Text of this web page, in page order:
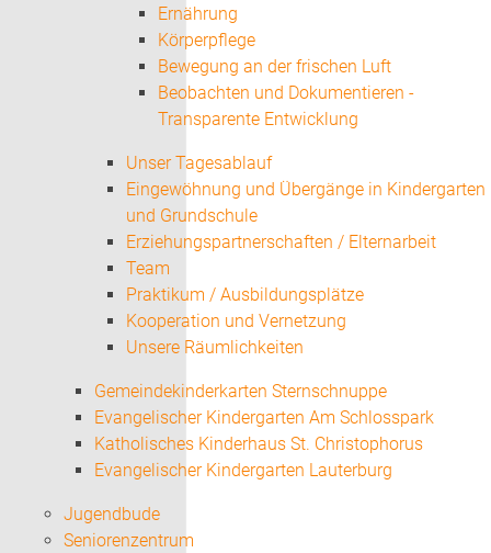
Ernährung
Körperpflege
Bewegung an der frischen Luft
Beobachten und Dokumentieren -
Transparente Entwicklung
Unser Tagesablauf
Eingewöhnung und Übergänge in Kindergarten
und Grundschule
Erziehungspartnerschaften / Elternarbeit
Team
Praktikum / Ausbildungsplätze
Kooperation und Vernetzung
Unsere Räumlichkeiten
Gemeindekinderkarten Sternschnuppe
Evangelischer Kindergarten Am Schlosspark
Katholisches Kinderhaus St. Christophorus
Evangelischer Kindergarten Lauterburg
Jugendbude
Seniorenzentrum